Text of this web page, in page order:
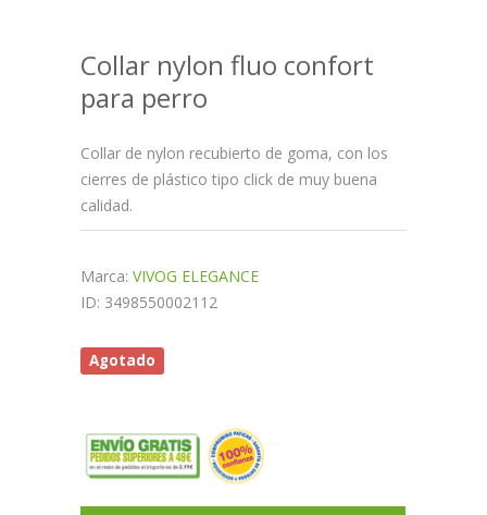
Collar nylon fluo confort
para perro
Collar de nylon recubierto de goma, con los
cierres de plástico tipo click de muy buena
calidad.
Marca: VIVOG ELEGANCE
ID: 3498550002112
Agotado